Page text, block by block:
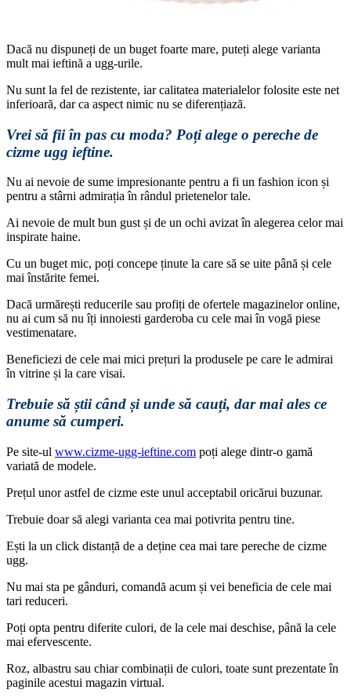
Dacă nu dispuneți de un buget foarte mare, puteți alege varianta
mult mai ieftină a ugg-urile.
Nu sunt la fel de rezistente, iar calitatea materialelor folosite este net
inferioară, dar ca aspect nimic nu se diferențiază.
Vrei să fii în pas cu moda? Poți alege o pereche de
cizme ugg ieftine.
Nu ai nevoie de sume impresionante pentru a fi un fashion icon și
pentru a stârni admirația în rândul prietenelor tale.
Ai nevoie de mult bun gust și de un ochi avizat în alegerea celor mai
inspirate haine.
Cu un buget mic, poți concepe ținute la care să se uite până și cele
mai înstărite femei.
Dacă urmărești reducerile sau profiți de ofertele magazinelor online,
nu ai cum să nu îți innoiesti garderoba cu cele mai în vogă piese
vestimenatare.
Beneficiezi de cele mai mici prețuri la produsele pe care le admirai
în vitrine și la care visai.
Trebuie să știi când și unde să cauți, dar mai ales ce
anume să cumperi.
Pe site-ul www.cizme-ugg-ieftine.com poți alege dintr-o gamă
variată de modele.
Prețul unor astfel de cizme este unul acceptabil oricărui buzunar.
Trebuie doar să alegi varianta cea mai potivrita pentru tine.
Ești la un click distanță de a deține cea mai tare pereche de cizme
ugg.
Nu mai sta pe gânduri, comandă acum și vei beneficia de cele mai
tari reduceri.
Poți opta pentru diferite culori, de la cele mai deschise, până la cele
mai efervescente.
Roz, albastru sau chiar combinații de culori, toate sunt prezentate în
paginile acestui magazin virtual.